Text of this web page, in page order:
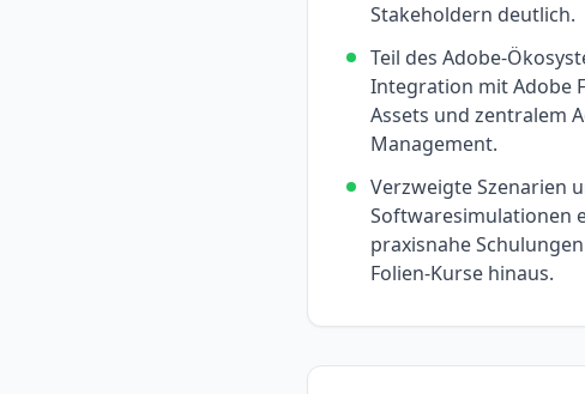
Stakeholdern deutlich.
Teil des Adobe-
Integration mit Adobe
Assets und zentralem
Management.
Verzweigte Szenarien
Softwaresimulationen
praxisnahe
Folien-Kurse hinaus.